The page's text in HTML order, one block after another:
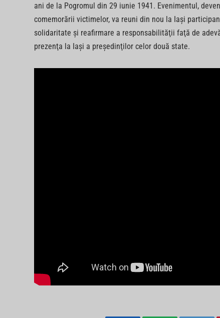
ani de la Pogromul din 29 iunie 1941. Evenimentul,
comemorării victimelor, va reuni din nou la Iaşi
solidaritate şi reafirmare a responsabilităţii faţă de
prezenţa la Iaşi a preşedinţilor celor două state.